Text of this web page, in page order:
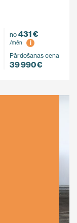
no 431 €
/mēn
i
Pārdošanas cena
39 990 €